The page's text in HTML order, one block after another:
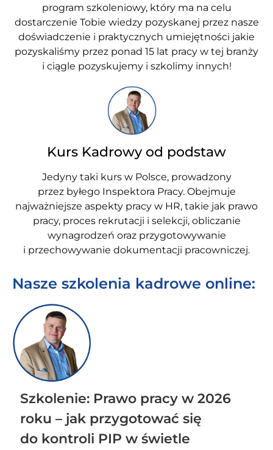
program szkoleniowy, który ma na celu
dostarczenie Tobie wiedzy pozyskanej przez nasze
doświadczenie i praktycznych umiejętności jakie
pozyskaliśmy przez ponad 15 lat pracy w tej branży
i ciągle pozyskujemy i szkolimy innych!
Kurs Kadrowy od podstaw
Jedyny taki kurs w Polsce, prowadzony
przez byłego Inspektora Pracy. Obejmuje
najważniejsze aspekty pracy w HR, takie jak prawo
pracy, proces rekrutacji i selekcji, obliczanie
wynagrodzeń oraz przygotowywanie
i przechowywanie dokumentacji pracowniczej.
Nasze szkolenia kadrowe online:
Szkolenie: Prawo pracy w 2026
roku – jak przygotować się
do kontroli PIP w świetle